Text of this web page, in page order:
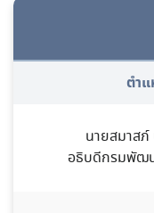
ตำ
นายสมาส
อธิบดีกรมพัฒ